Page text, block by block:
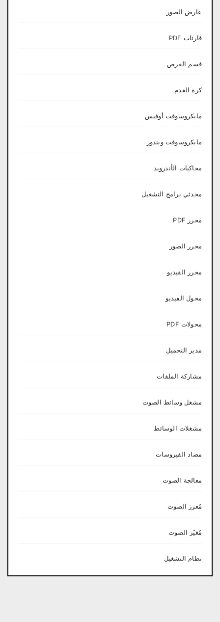
عارض الصور
قارئات PDF
قسم القرص
كرة القدم
مايكروسوفت أوفيس
مايكروسوفت ويندوز
محاكيات الأندرويد
محدثي برامج التشغيل
محرر PDF
محرر الصور
محرر الفيديو
محول الفيديو
محولات PDF
مدير التحميل
مشاركة الملفات
مشغل وسائط الصوت
مشغلات الوسائط
مضاد الفيروسات
معالجة الصوت
مُعزز الصوت
مُغيّر الصوت
نظام التشغيل